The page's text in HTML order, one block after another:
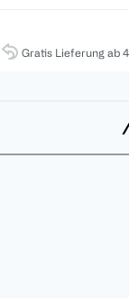
Gratis Lieferung ab